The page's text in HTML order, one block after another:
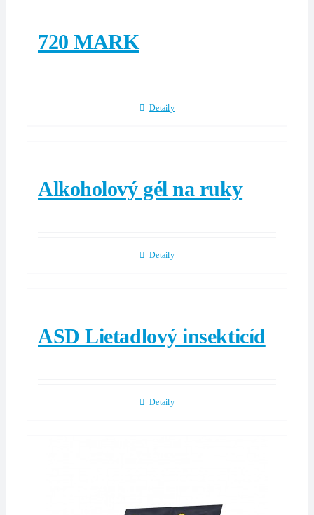
720 MARK
Detaily
Alkoholový gél na ruky
Detaily
ASD Lietadlový insekticíd
Detaily